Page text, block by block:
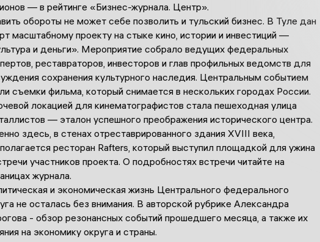
— в рейтинге «Бизнес-журнала. Центр».
обороты не может себе позволить и тульский бизнес. В Туле дан
масштабному проекту на стыке кино, истории и инвестиций —
и деньги». Мероприятие собрало ведущих федеральных
реставраторов, инвесторов и глав профильных ведомств для
сохранения культурного наследия. Центральным событием
съемки фильма, который снимается в нескольких городах России.
локацией для кинематографистов стала пешеходная улица
— эталон успешного преображения исторического центра.
здесь, в стенах отреставрированного здания XVIII века,
ресторан Rafters, который выступил площадкой для ужина
участников проекта. О подробностях встречи читайте на
журнала.
и экономическая жизнь Центрального федерального
не осталась без внимания. В авторской рубрике Александра
- обзор резонансных событий прошедшего месяца, а также их
на экономику округа и страны.